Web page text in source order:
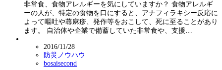
非常食、食物アレルギーを気にしていますか？ 食物アレルギ
ーの人が、特定の食物を口にすると、アナフィラキシー反応に
よって嘔吐や蕁麻疹、発作等をおこして、死に至ることがあり
ます。 自治体や企業で備蓄していた非常食や、支援…
2016/11/28
防災ノウハウ
bosaisecond